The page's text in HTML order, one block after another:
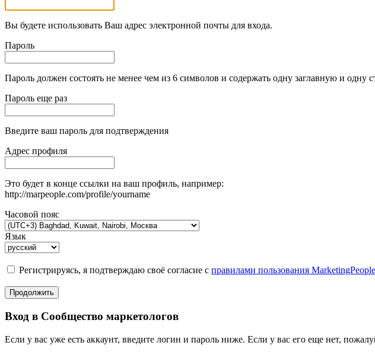
Вы будете использовать Ваш адрес электронной почты для входа.
Пароль
Пароль должен состоять не менее чем из 6 символов и содержать одну заглавную и
Пароль еще раз
Введите ваш пароль для подтверждения
Адрес профиля
Это будет в конце ссылки на ваш профиль, например:
http://marpeople.com/profile/yourname
Часовой пояс
Язык
Регистрируясь, я подтверждаю своё согласие с правилами пользования MarketingPeople
Продолжить
Вход в Сообщество маркетологов
Если у вас уже есть аккаунт, введите логин и пароль ниже. Если у вас его еще нет,